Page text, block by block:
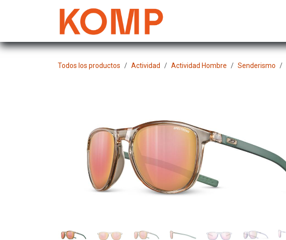
Todos los productos Actividad Actividad Hombre Senderismo